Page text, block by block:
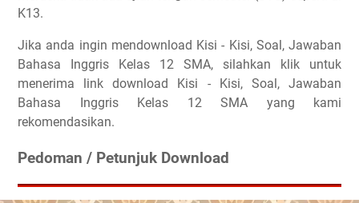
K13.
Jika anda ingin mendownload Kisi - Kisi, Soal, Jawaban
Bahasa Inggris Kelas 12 SMA, silahkan klik untuk
menerima link download Kisi - Kisi, Soal, Jawaban
Bahasa Inggris Kelas 12 SMA yang kami
rekomendasikan.
Pedoman / Petunjuk Download